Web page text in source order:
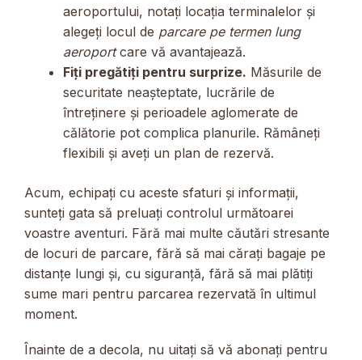
aeroportului, notați locația terminalelor și
alegeți locul de parcare pe termen lung
aeroportcare vă avantajează.
Fiți pregătiți pentru surprize. Măsurile de
securitate neașteptate, lucrările de
întreținere și perioadele aglomerate de
călătorie pot complica planurile. Rămâneți
flexibili și aveți un plan de rezervă.
Acum, echipați cu aceste sfaturi și informații,
sunteți gata să preluați controlul următoarei
voastre aventuri. Fără mai multe căutări stresante
de locuri de parcare, fără să mai cărați bagaje pe
distanțe lungi și, cu siguranță, fără să mai plătiți
sume mari pentru parcarea rezervată în ultimul
moment.
Înainte de a decola, nu uitați să vă abonați pentru